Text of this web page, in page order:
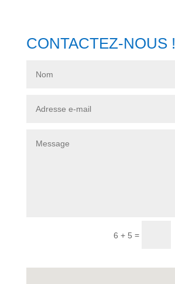
CONTACTEZ-NOUS !
6 + 5 =